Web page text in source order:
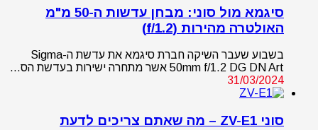
סיגמא מול סוני: מבחן עדשות ה-50 מ"מ
האולטרה מהירות (f/1.2)
בשבוע שעבר השיקה חברת סיגמא את עדשת ה-Sigma
50mm f/1.2 DG DN Art אשר מתחרה ישירות בעדשת הס…
31/03/2024
סוני ZV-E1 – מה שאתם צריכים לדעת